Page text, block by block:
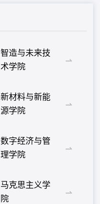
智造与未来技
术学院
新材料与新能
源学院
数字经济与管
理学院
马克思主义学
院